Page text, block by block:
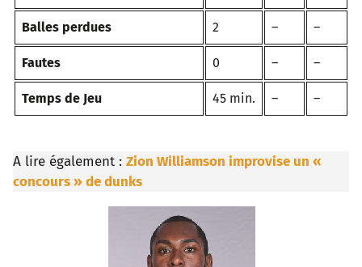
Balles perdues 2 – –
Fautes 0 – –
Temps de Jeu 45 min. – –
A lire également : Zion Williamson improvise un «
concours » de dunks